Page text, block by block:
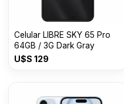
Celular LIBRE SKY 65 Pro
64GB / 3G Dark Gray
U$S 129